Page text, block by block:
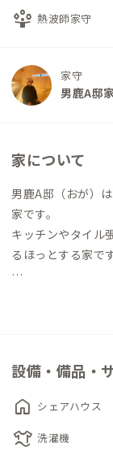
person_play 熱波師家守
家守
男鹿A邸
家について
男鹿A邸（おが）
家です。
キッチンやタイル
るほっとする家です
窓から明るい光
個室は和室にしっ
事の合間には、畳
ね。
設備・備品・
home シェアハウス
laundry 洗濯機